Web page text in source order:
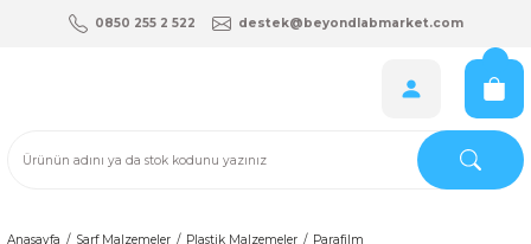
0850 255 2 522 destek@beyondlabmarket.com
Anasayfa Sarf Malzemeler Plastik Malzemeler Parafilm